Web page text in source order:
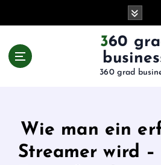
360 grad
360 grad
Wie man ein
Streamer wird